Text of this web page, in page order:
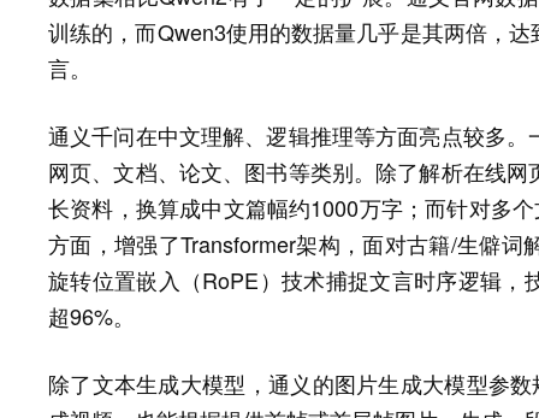
训练的，而Qwen3使用的数据量几乎是其两倍，
言。
通义千问在中文理解、逻辑推理等方面亮点较多
网页、文档、论文、图书等类别。除了解析在线
长资料，换算成中文篇幅约1000万字；而针对多
方面，增强了Transformer架构，面对古籍/生僻
旋转位置嵌入（RoPE）技术捕捉文言时序逻辑
超96%。
除了文本生成大模型，通义的图片生成大模型参